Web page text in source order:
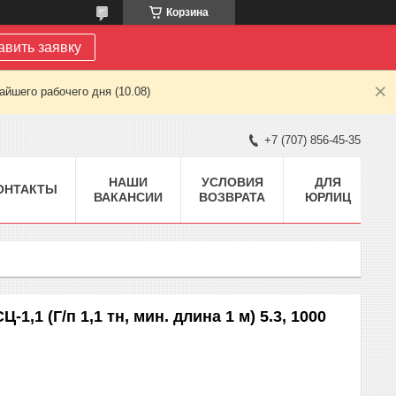
Корзина
заявку
рабочего дня (10.08)
+7 (707) 856-45-35
НАШИ
ВАКАНСИИ
УСЛОВИЯ
ВОЗВРАТА
ДЛЯ
ЮРЛИЦ
1,1 (Г/п 1,1 тн, мин. длина 1 м) 5.3, 1000